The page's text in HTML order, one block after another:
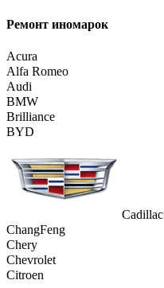
Ремонт иномарок
Acura
Alfa Romeo
Audi
BMW
Brilliance
BYD
Cadillac
ChangFeng
Chery
Chevrolet
Citroen